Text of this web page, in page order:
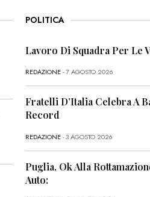
POLITICA
Lavoro Di Squadra Per Le
REDAZIONE- 7 AGOSTO 2026
Fratelli D’Italia Celebra A
Record
REDAZIONE- 3 AGOSTO 2026
Puglia, Ok Alla
Auto: